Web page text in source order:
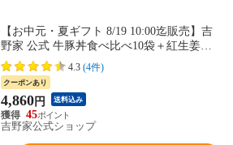
【お中元・夏ギフト 8/19 10:00迄販売】吉
野家 公式 牛豚丼食べ比べ10袋＋紅生姜セ
ット 牛丼の具・豚丼の具 各5袋） 紅生姜1
袋付き 冷凍食品 惣菜
4.3 (4件)
クーポンあり
4,860円 送料込み
45
吉野家公式ショップ